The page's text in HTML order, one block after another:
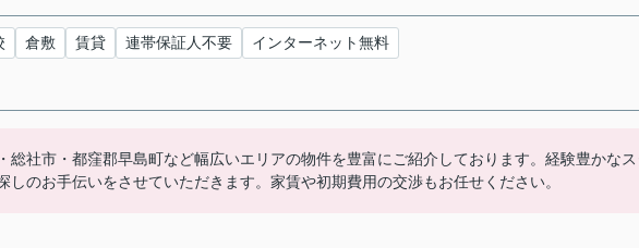
倉敷 賃貸 連帯保証人不要 インターネット無料
総社市・都窪郡早島町など幅広いエリアの物件を豊富にご紹介しております。経験豊かな
しのお手伝いをさせていただきます。家賃や初期費用の交渉もお任せください。